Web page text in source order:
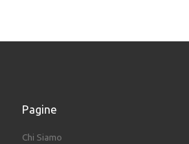
Pagine
Chi Siamo